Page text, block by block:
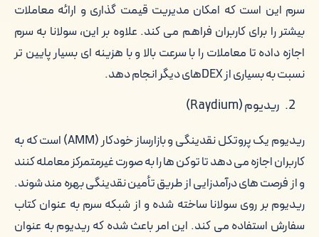
سرم این است که امکان مدیریت قیمت گذاری و ارائه معاملات
بیشتر را برای کاربران فراهم می کند. علاوه بر این، سولانا به سرم
اجازه داده تا معاملات را با سرعت بالا و با هزینه ای بسیار پایین تر
نسبت به بسیاری از DEXهای دیگر انجام دهد.
ریدیوم (Raydium)
ریدیوم یک پروتکل نقدینگی و بازارساز خودکار (AMM) است که به
کاربران اجازه می دهد تا توکن ها را به صورت غیرمتمرکز معامله کنند
و از فرصت های درآمدزایی از طریق تأمین نقدینگی بهره مند شوند.
ریدیوم بر روی سولانا ساخته شده و از شبکه سرم به عنوان کتاب
سفارش استفاده می کند. این امر باعث شده که ریدیوم به عنوان